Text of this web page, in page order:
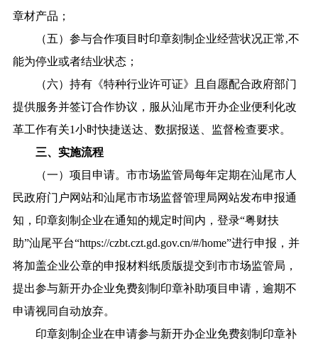
章材产品；
（五）参与合作项目时印章刻制企业经营状况正常,不
能为停业或者结业状态；
（六）持有《特种行业许可证》且自愿配合政府部门
提供服务并签订合作协议，服从汕尾市开办企业便利化改
革工作有关1小时快捷送达、数据报送、监督检查要求。
三、实施流程
（一）项目申请。市市场监管局每年定期在汕尾市人
民政府门户网站和汕尾市市场监督管理局网站发布申报通
知，印章刻制企业在通知的规定时间内，登录“粤财扶
助”汕尾平台“https://czbt.czt.gd.gov.cn/#/home”进行申报，并
将加盖企业公章的申报材料纸质版提交到市市场监管局，
提出参与新开办企业免费刻制印章补助项目申请，逾期不
申请视同自动放弃。
印章刻制企业在申请参与新开办企业免费刻制印章补